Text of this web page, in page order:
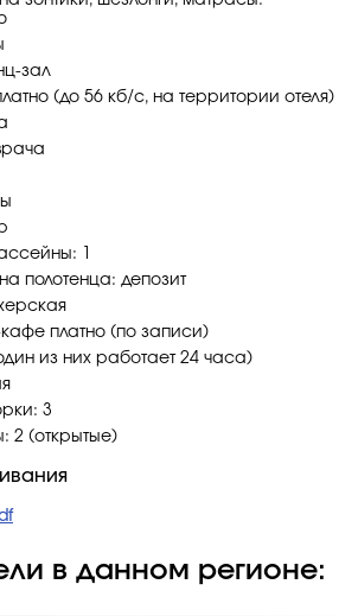
зал
(до 56 кб/с, на территории отеля)
1
полотенца: депозит
кафе платно (по записи)
из них работает 24 часа)
3
2 (открытые)
в данном регионе: